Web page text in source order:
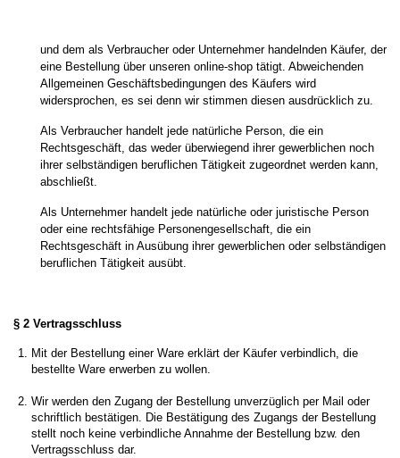
und dem als Verbraucher oder Unternehmer handelnden Käufer, der
eine Bestellung über unseren online-shop tätigt. Abweichenden
Allgemeinen Geschäftsbedingungen des Käufers wird
widersprochen, es sei denn wir stimmen diesen ausdrücklich zu.
Als Verbraucher handelt jede natürliche Person, die ein
Rechtsgeschäft, das weder überwiegend ihrer gewerblichen noch
ihrer selbständigen beruflichen Tätigkeit zugeordnet werden kann,
abschließt.
Als Unternehmer handelt jede natürliche oder juristische Person
oder eine rechtsfähige Personengesellschaft, die ein
Rechtsgeschäft in Ausübung ihrer gewerblichen oder selbständigen
beruflichen Tätigkeit ausübt.
§ 2 Vertragsschluss
Mit der Bestellung einer Ware erklärt der Käufer verbindlich, die
bestellte Ware erwerben zu wollen.
Wir werden den Zugang der Bestellung unverzüglich per Mail oder
schriftlich bestätigen. Die Bestätigung des Zugangs der Bestellung
stellt noch keine verbindliche Annahme der Bestellung bzw. den
Vertragsschluss dar.